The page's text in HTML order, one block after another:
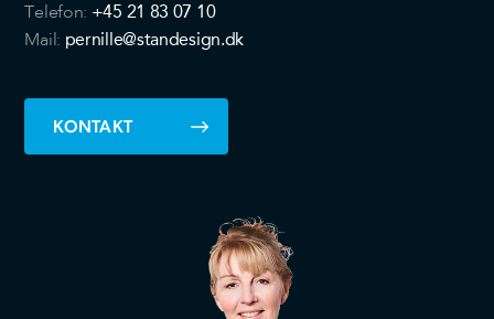
Telefon: +45 21 83 07 10
Mail: pernille@standesign.dk
KONTAKT